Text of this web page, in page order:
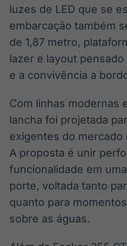
luzes de LED que se
embarcação também
de 1,87 metro,
lazer e layout
e a convivência a
Com linhas modernas
lancha foi projetada
exigentes do mercado
A proposta é unir
funcionalidade em
porte, voltada tanto
quanto para
sobre as águas.